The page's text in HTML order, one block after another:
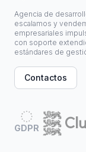
Agencia de
escalamos y
empresariales
con soporte
estándares de
Contactos
GDPR